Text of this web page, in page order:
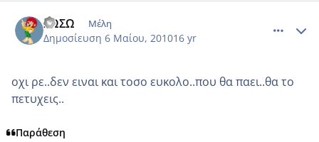
ΣΩΣΩ Μέλη
Δημοσίευση 6 Μαίου, 201016 yr
οχι ρε..δεν ειναι και τοσο ευκολο..που θα παει..θα το
πετυχεις..
Παράθεση